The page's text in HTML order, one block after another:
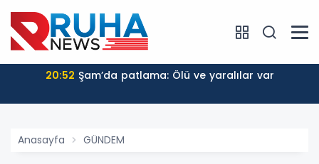
20:52 Şam’da patlama: Ölü ve yaralılar var
Anasayfa GÜNDEM